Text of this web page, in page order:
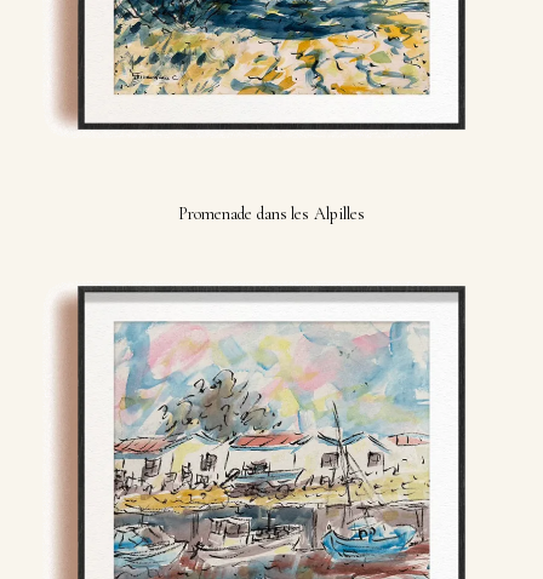
Promenade dans les Alpilles